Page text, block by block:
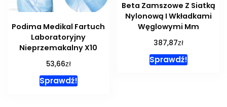
Podima Medikal Fartuch
Laboratoryjny
Nieprzemakalny X10
53,66zł
Sprawdź!
Beta Zamszowe Z Siatką
Nylonową I Wkładkami
Węglowymi Mm
387,87zł
Sprawdź!